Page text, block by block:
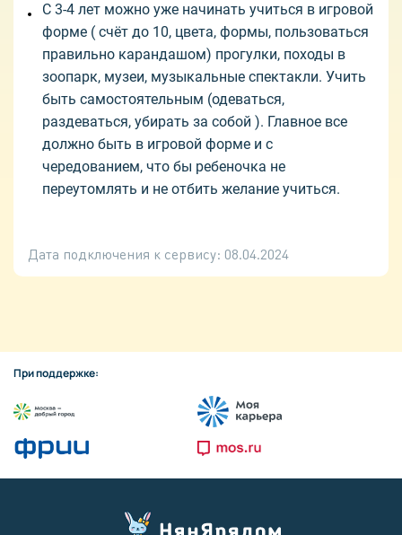
С 3-4 лет можно уже начинать учиться в игровой
форме ( счёт до 10, цвета, формы, пользоваться
правильно карандашом) прогулки, походы в
зоопарк, музеи, музыкальные спектакли. Учить
быть самостоятельным (одеваться,
раздеваться, убирать за собой ). Главное все
должно быть в игровой форме и с
чередованием, что бы ребеночка не
переутомлять и не отбить желание учиться.
Дата подключения к сервису: 08.04.2024
При поддержке: